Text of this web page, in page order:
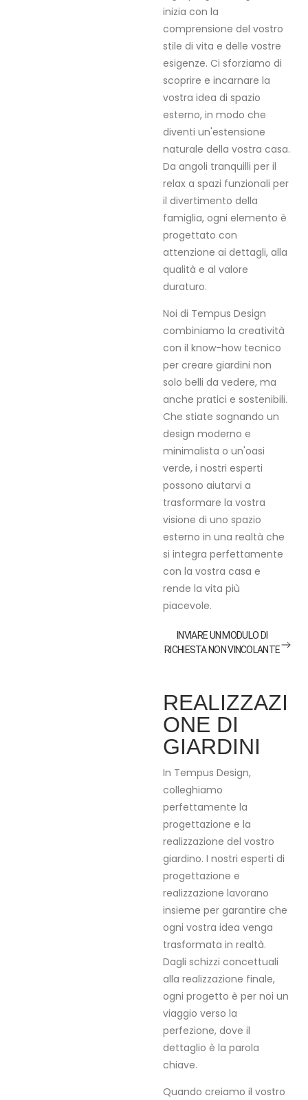
inizia con la
comprensione del vostro
stile di vita e delle vostre
esigenze. Ci sforziamo di
scoprire e incarnare la
vostra idea di spazio
esterno, in modo che
diventi un'estensione
naturale della vostra casa.
Da angoli tranquilli per il
relax a spazi funzionali per
il divertimento della
famiglia, ogni elemento è
progettato con
attenzione ai dettagli, alla
qualità e al valore
duraturo.
Noi di Tempus Design
combiniamo la creatività
con il know-how tecnico
per creare giardini non
solo belli da vedere, ma
anche pratici e sostenibili.
Che stiate sognando un
design moderno e
minimalista o un'oasi
verde, i nostri esperti
possono aiutarvi a
trasformare la vostra
visione di uno spazio
esterno in una realtà che
si integra perfettamente
con la vostra casa e
rende la vita più
piacevole.
INVIARE UN MODULO DI
RICHIESTA NON VINCOLANTE
REALIZZAZI
ONE DI
GIARDINI
In Tempus Design,
colleghiamo
perfettamente la
progettazione e la
realizzazione del vostro
giardino. I nostri esperti di
progettazione e
realizzazione lavorano
insieme per garantire che
ogni vostra idea venga
trasformata in realtà.
Dagli schizzi concettuali
alla realizzazione finale,
ogni progetto è per noi un
viaggio verso la
perfezione, dove il
dettaglio è la parola
chiave.
Quando creiamo il vostro